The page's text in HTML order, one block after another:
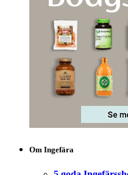
Om Ingefära